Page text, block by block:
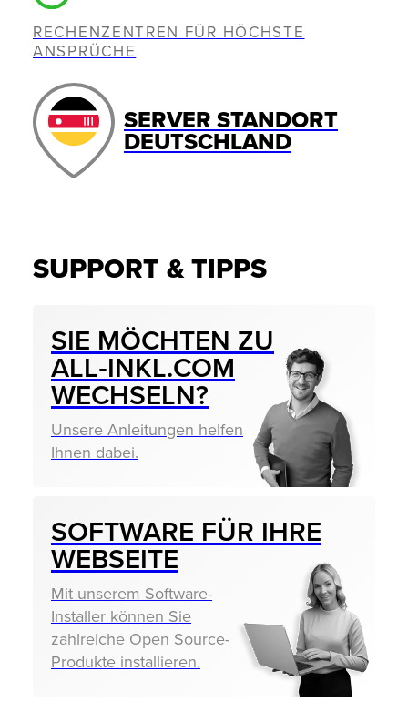
RECHENZENTREN FÜR HÖCHSTE
ANSPRÜCHE
SERVER STANDORT
DEUTSCHLAND
SUPPORT & TIPPS
SIE MÖCHTEN ZU
ALL‑INKL.COM
WECHSELN?
Unsere Anleitungen helfen
Ihnen dabei.
SOFTWARE FÜR IHRE
WEBSEITE
Mit unserem Software-
Installer können Sie
zahlreiche Open Source-
Produkte installieren.